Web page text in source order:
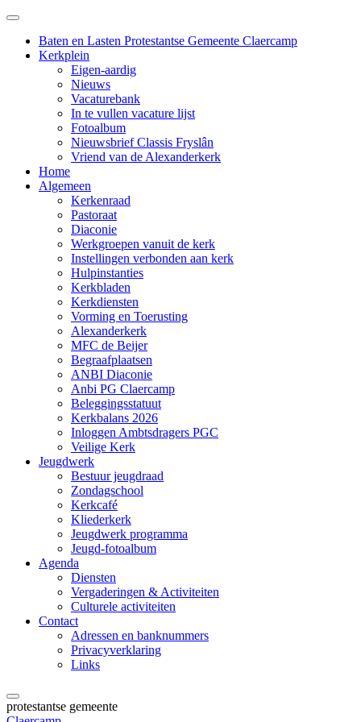
Baten en Lasten Protestantse Gemeente Claercamp
Kerkplein
Eigen-aardig
Nieuws
Vacaturebank
In te vullen vacature lijst
Fotoalbum
Nieuwsbrief Classis Fryslân
Vriend van de Alexanderkerk
Home
Algemeen
Kerkenraad
Pastoraat
Diaconie
Werkgroepen vanuit de kerk
Instellingen verbonden aan kerk
Hulpinstanties
Kerkbladen
Kerkdiensten
Vorming en Toerusting
Alexanderkerk
MFC de Beijer
Begraafplaatsen
ANBI Diaconie
Anbi PG Claercamp
Beleggingsstatuut
Kerkbalans 2026
Inloggen Ambtsdragers PGC
Veilige Kerk
Jeugdwerk
Bestuur jeugdraad
Zondagschool
Kerkcafé
Kliederkerk
Jeugdwerk programma
Jeugd-fotoalbum
Agenda
Diensten
Vergaderingen & Activiteiten
Culturele activiteiten
Contact
Adressen en banknummers
Privacyverklaring
Links
protestantse gemeente